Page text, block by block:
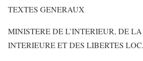
TEXTES GENERAUX
MINISTERE DE L’INTERIEUR, DE
INTERIEURE ET DES LIBERTES